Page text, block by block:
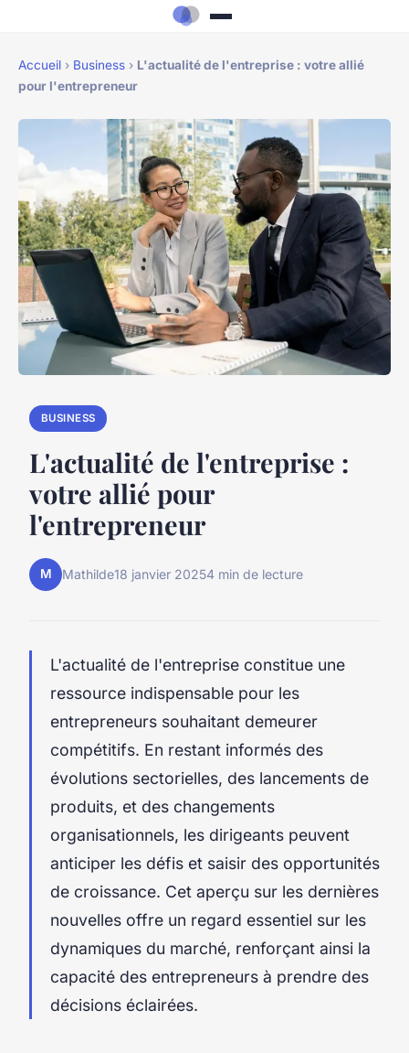
Accueil › Business › L'actualité de l'entreprise : votre allié
pour l'entrepreneur
BUSINESS
L'actualité de l'entreprise :
votre allié pour
l'entrepreneur
M Mathilde18 janvier 20254 min de lecture
L'actualité de l'entreprise constitue une
ressource indispensable pour les
entrepreneurs souhaitant demeurer
compétitifs. En restant informés des
évolutions sectorielles, des lancements de
produits, et des changements
organisationnels, les dirigeants peuvent
anticiper les défis et saisir des opportunités
de croissance. Cet aperçu sur les dernières
nouvelles offre un regard essentiel sur les
dynamiques du marché, renforçant ainsi la
capacité des entrepreneurs à prendre des
décisions éclairées.